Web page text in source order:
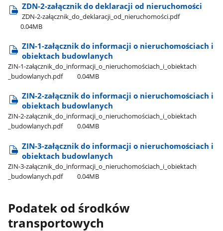
ZDN-2-załącznik do deklaracji od nieruchomości
ZDN-2-załącznik​_do​_deklaracji​_od​_nieruchomości.pdf
0.04MB
ZIN-1-załącznik do informacji o nieruchomościach i
obiektach budowlanych
ZIN-1-załącznik​_do​_informacji​_o​_nieruchomościach​_i​_obiektach​
_budowlanych.pdf
0.04MB
ZIN-2-załącznik do informacji o nieruchomościach i
obiektach budowlanych
ZIN-2-załącznik​_do​_informacji​_o​_nieruchomościach​_i​_obiektach​
_budowlanych.pdf
0.04MB
ZIN-3-załącznik do informacji o nieruchomościach i
obiektach budowlanych
ZIN-3-załącznik​_do​_informacji​_o​_nieruchomościach​_i​_obiektach​
_budowlanych.pdf
0.04MB
Podatek od środków
transportowych